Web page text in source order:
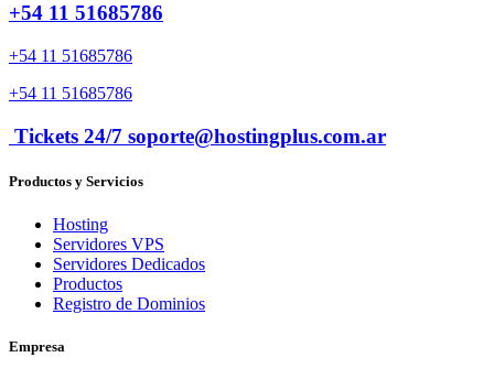
+54 11 51685786
+54 11 51685786
+54 11 51685786
Tickets 24/7 soporte@hostingplus.com.ar
Productos y Servicios
Hosting
Servidores VPS
Servidores Dedicados
Productos
Registro de Dominios
Empresa